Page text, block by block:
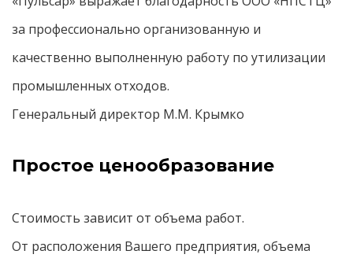
за профессионально организованную и
качественно выполненную работу по утилизации
промышленных отходов.
Генеральный директор М.М. Крымко
Простое ценообразование
Стоимость зависит от объема работ.
От расположения Вашего предприятия, объема